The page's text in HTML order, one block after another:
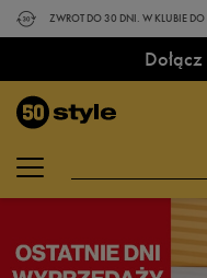
ZWROT DO 30 DNI. W KLUBIE